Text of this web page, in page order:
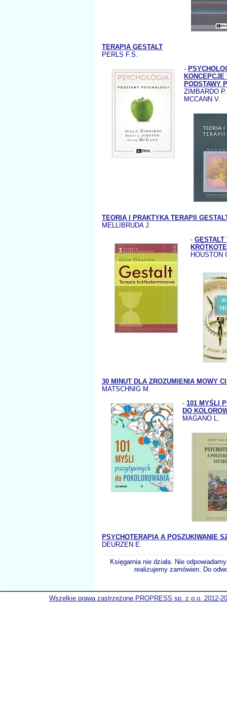
TERAPIA GESTALT
PERLS F.S.
-
KONCEPCJE
PODSTAWY
ZIMBARDO
MCCANN V.
TEORIA I PRAKTYKA TERAPII
MELLIBRUDA J.
- GESTALT
HOUSTON
30 MINUT DLA ZROZUMIENIA MOWY
MATSCHNIG M.
- 101 MYŚLI
DO
MAGANO L.
PSYCHOTERAPIA A POSZUKIWANIE
DEURZEN E.
Księgarnia nie działa. Nie
realizujemy zamówien. Do
Wszelkie prawa zastrzeżone PROPRESS sp. z o.o. 2012-